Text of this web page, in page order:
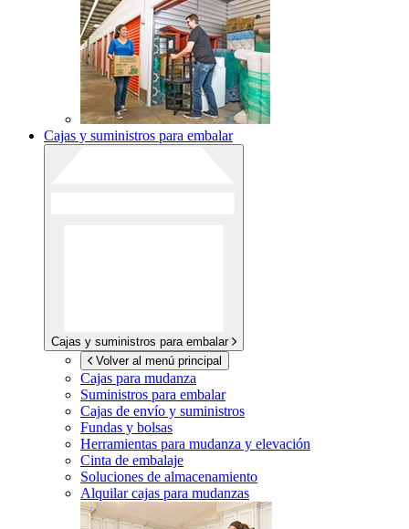
Cajas y suministros para embalar
Cajas y suministros para embalar
Volver al menú principal
Cajas para mudanza
Suministros para embalar
Cajas de envío y suministros
Fundas y bolsas
Herramientas para mudanza y elevación
Cinta de embalaje
Soluciones de almacenamiento
Alquilar cajas para mudanzas